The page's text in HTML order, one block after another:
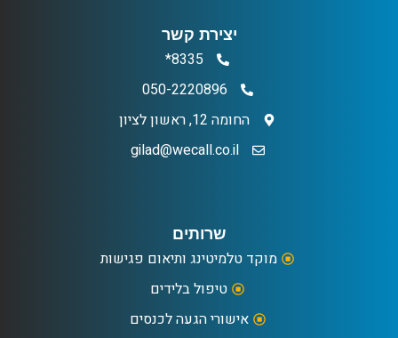
שרותים
מוקד טלמיטינג ותיאום פגישות
טיפול בלידים
אישורי הגעה לכנסים
יצירת קשר
8335*
050-2220896
החומה 12, ראשון לציון
gilad@wecall.co.il